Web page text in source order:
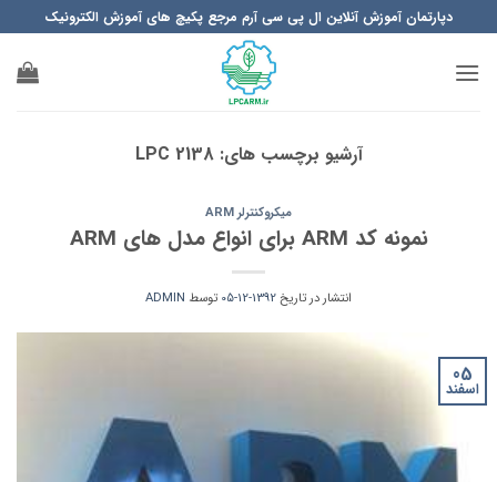
to
content
دپارتمان آموزش آنلاین ال پی سی آرم مرجع پکیچ های آموزش الکترونیک
آرشیو برچسب های:LPC 2138
میکروکنترلر ARM
نمونه کد ARM برای انواع مدل های ARM
انتشار در تاریخ1392-12-05 توسط ADMIN
05
اسفند